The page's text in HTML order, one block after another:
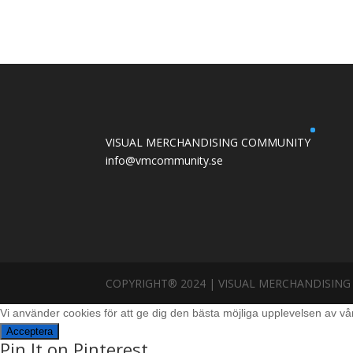
VISUAL MERCHANDISING COMMUNITY
info@vmcommunity.se
COPYRIGHT® 2024 | VISUAL
Vi använder cookies för att ge dig den bästa möjliga upplevelsen av
Acceptera